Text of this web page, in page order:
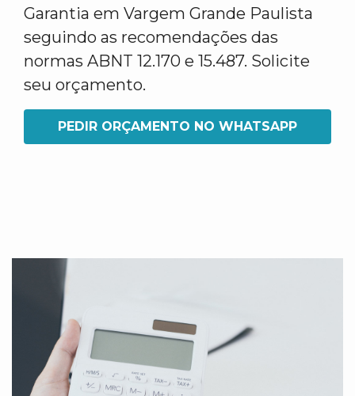
Garantia em Vargem Grande Paulista
seguindo as recomendações das
normas ABNT 12.170 e 15.487. Solicite
seu orçamento.
PEDIR ORÇAMENTO NO WHATSAPP